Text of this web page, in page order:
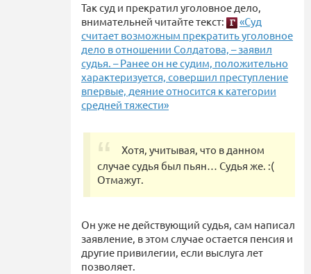
Так суд и прекратил уголовное дело,
внимательней читайте текст:
«Суд
считает возможным прекратить уголовное
дело в отношении Солдатова, – заявил
судья. – Ранее он не судим, положительно
характеризуется, совершил преступление
впервые, деяние относится к категории
средней тяжести»
Хотя, учитывая, что в данном
случае судья был пьян… Судья же. :(
Отмажут.
Он уже не действующий судья, сам написал
заявление, в этом случае остается пенсия и
другие привилегии, если выслуга лет
позволяет.